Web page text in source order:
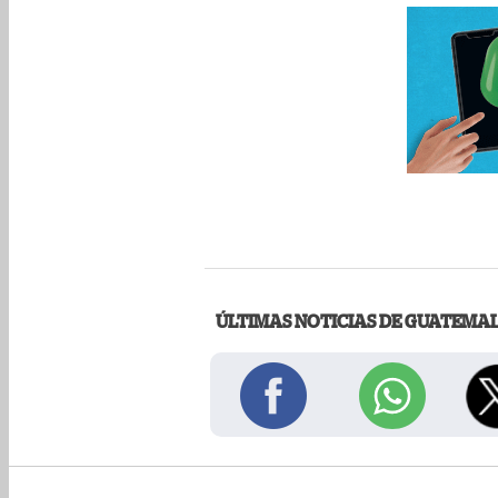
ÚLTIMAS NOTICIAS DE